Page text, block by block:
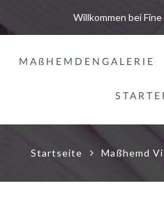
Willkommen bei
MAßHEMDENGALERIE
Startseite Maßhemd